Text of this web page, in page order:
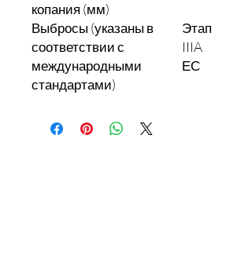
копания (мм)
Выбросы (указаны в
соответствии с
международными
стандартами)
Этап
IIIA
ЕС